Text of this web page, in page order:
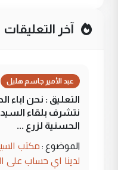
آخر التعليقات
عبد الأمير جاسم هليل
التعليق : نحن اباء
نتشرف بلقاء
الحسنية لزرع ...
الموضوع : مكتب
لدينا اي حساب على